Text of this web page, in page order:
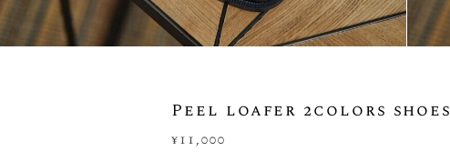
Peel loafer 2colors shoes
¥11,000